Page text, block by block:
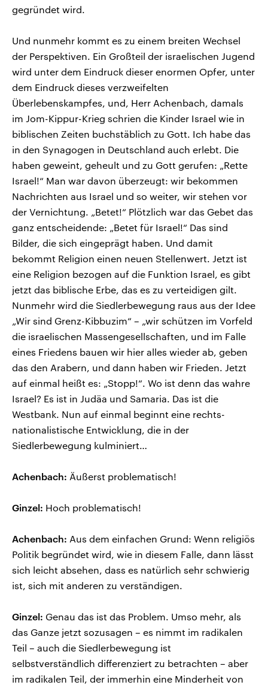
gegründet wird.
Und nunmehr kommt es zu einem breiten Wechsel
der Perspektiven. Ein Großteil der israelischen Jugend
wird unter dem Eindruck dieser enormen Opfer, unter
dem Eindruck dieses verzweifelten
Überlebenskampfes, und, Herr Achenbach, damals
im Jom-Kippur-Krieg schrien die Kinder Israel wie in
biblischen Zeiten buchstäblich zu Gott. Ich habe das
in den Synagogen in Deutschland auch erlebt. Die
haben geweint, geheult und zu Gott gerufen: „Rette
Israel!“ Man war davon überzeugt: wir bekommen
Nachrichten aus Israel und so weiter, wir stehen vor
der Vernichtung. „Betet!“ Plötzlich war das Gebet das
ganz entscheidende: „Betet für Israel!“ Das sind
Bilder, die sich eingeprägt haben. Und damit
bekommt Religion einen neuen Stellenwert. Jetzt ist
eine Religion bezogen auf die Funktion Israel, es gibt
jetzt das biblische Erbe, das es zu verteidigen gilt.
Nunmehr wird die Siedlerbewegung raus aus der Idee
„Wir sind Grenz-Kibbuzim“ – „wir schützen im Vorfeld
die israelischen Massengesellschaften, und im Falle
eines Friedens bauen wir hier alles wieder ab, geben
das den Arabern, und dann haben wir Frieden. Jetzt
auf einmal heißt es: „Stopp!“. Wo ist denn das wahre
Israel? Es ist in Judäa und Samaria. Das ist die
Westbank. Nun auf einmal beginnt eine rechts-
nationalistische Entwicklung, die in der
Siedlerbewegung kulminiert…
Achenbach: Äußerst problematisch!
Ginzel: Hoch problematisch!
Achenbach: Aus dem einfachen Grund: Wenn religiös
Politik begründet wird, wie in diesem Falle, dann lässt
sich leicht absehen, dass es natürlich sehr schwierig
ist, sich mit anderen zu verständigen.
Ginzel: Genau das ist das Problem. Umso mehr, als
das Ganze jetzt sozusagen – es nimmt im radikalen
Teil – auch die Siedlerbewegung ist
selbstverständlich differenziert zu betrachten – aber
im radikalen Teil, der immerhin eine Minderheit von